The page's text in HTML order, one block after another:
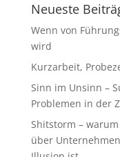
Neueste
Wenn von
wird
Kurzarbeit,
Sinn im Unsinn –
Problemen in der
Shitstorm –
über